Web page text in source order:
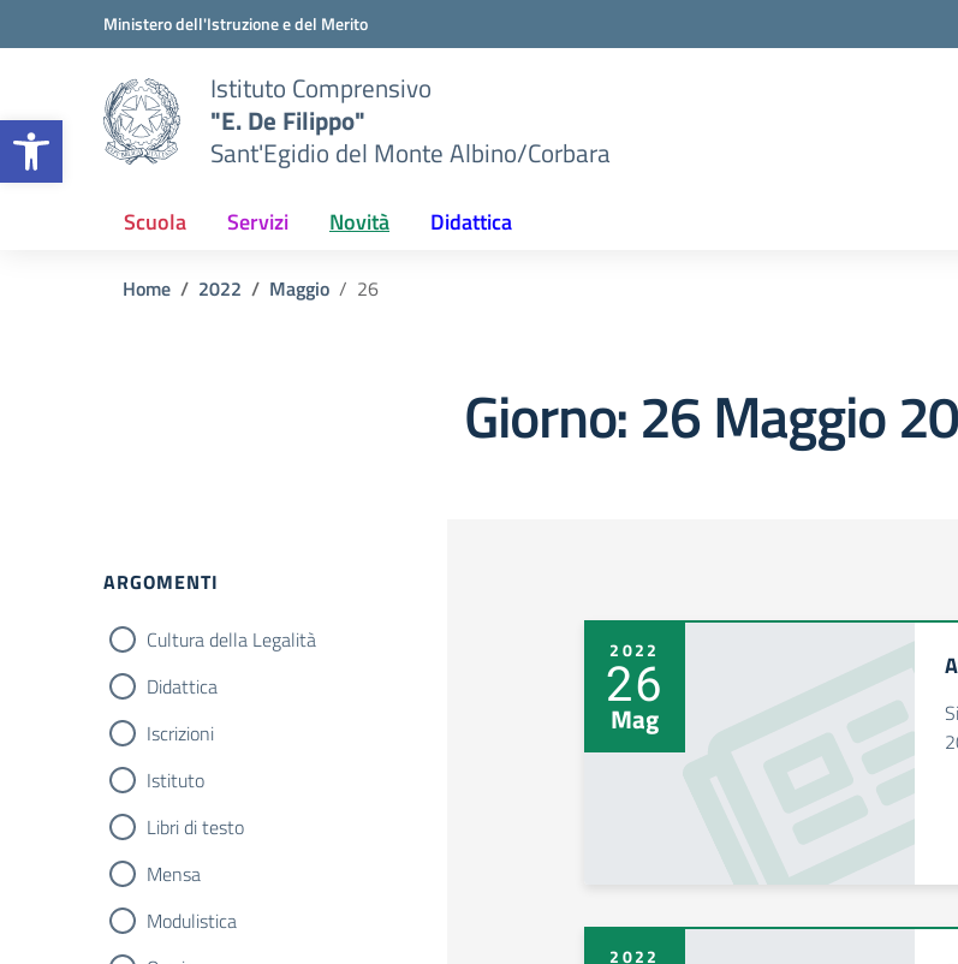
Apri la barra degli strumenti
Vai ai contenuti
Vai al menu di navigazioneMinistero dell'Istruzione e del Merito
Istituto Comprensivo
"E. De Filippo"
Sant'Egidio del Monte Albino/Corbara
Scuola Servizi Novità Didattica
Home 2022 Maggio 26
Giorno:26 Maggio
ARGOMENTI
Cultura della Legalità
Didattica
Iscrizioni
Istituto
Libri di testo
Mensa
Modulistica
2022
26
Mag
2022